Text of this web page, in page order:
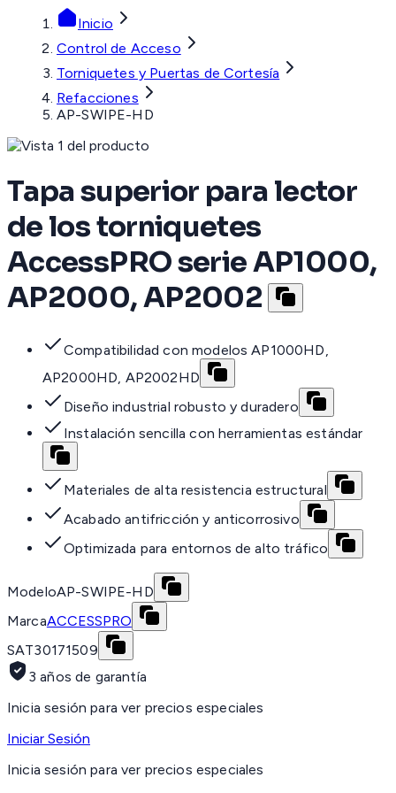
Inicio
Control de Acceso
Torniquetes y Puertas de Cortesía
Refacciones
AP-SWIPE-HD
Tapa superior para lector
de los torniquetes
AccessPRO serie AP1000,
AP2000, AP2002
Compatibilidad con modelos AP1000HD,
AP2000HD, AP2002HD
Diseño industrial robusto y duradero
Instalación sencilla con herramientas estándar
Materiales de alta resistencia estructural
Acabado antifricción y anticorrosivo
Optimizada para entornos de alto tráfico
ModeloAP-SWIPE-HD
MarcaACCESSPRO
SAT30171509
3 años de garantía
Inicia sesión para ver precios especiales
Iniciar Sesión
Inicia sesión para ver precios especiales